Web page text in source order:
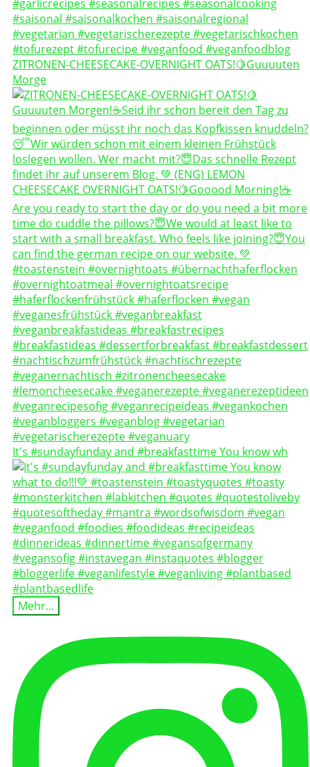
ZITRONEN-CHEESECAKE-OVERNIGHT OATS!🍋Guuuuten
Morge
It's #sundayfunday and #breakfasttime You know wh
Mehr...